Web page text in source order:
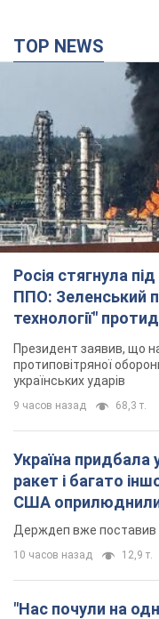
TOP NEWS
Росія стягнула
ППО: Зеленський
технології"
Президент заявив, що
протиповітряної
українських ударів
9 часов назад 68,3 т.
Україна придбала
ракет і багато
США
Держдеп вже поставив
10 часов назад 12,9 т.
"Нас почули на